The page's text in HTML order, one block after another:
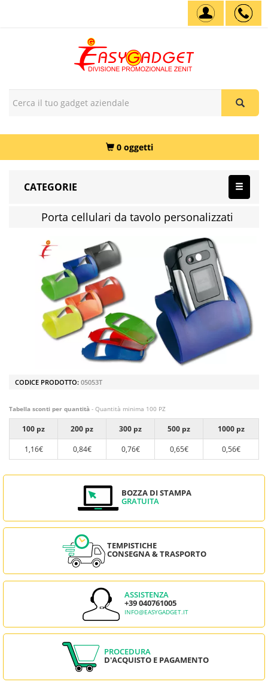
0 oggetti
CATEGORIE
Porta cellulari da tavolo personalizzati
CODICE PRODOTTO: 05053T
Tabella sconti per quantità - Quantità minima 100 PZ
100 pz 200 pz 300 pz 500 pz
1000 pz
1,16€
0,84€ 0,76€ 0,65€ 0,56€
BOZZA DI STAMPA
GRATUITA
TEMPISTICHE
CONSEGNA & TRASPORTO
ASSISTENZA
+39 040761005
INFO@EASYGADGET.IT
PROCEDURA
D'ACQUISTO E PAGAMENTO